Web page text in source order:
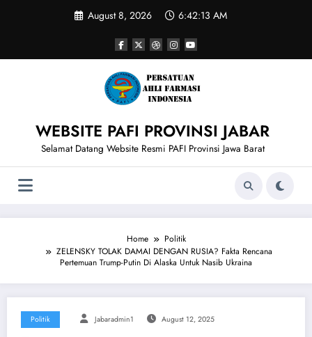
August 8, 2026 6:42:13 AM
WEBSITE PAFI PROVINSI JABAR
Selamat Datang Website Resmi PAFI Provinsi Jawa Barat
Home
Politik
ZELENSKY TOLAK DAMAI DENGAN RUSIA? Fakta Rencana
Pertemuan Trump-Putin Di Alaska Untuk Nasib Ukraina
Politik Jabaradmin1 August 12, 2025